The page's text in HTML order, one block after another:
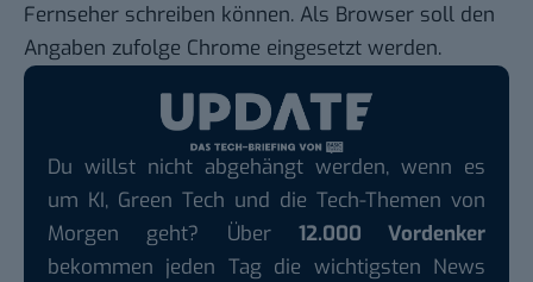
Fernseher schreiben können. Als Browser soll den
Angaben zufolge Chrome eingesetzt werden.
Du willst nicht abgehängt werden, wenn es
um KI, Green Tech und die Tech-Themen von
Morgen geht? Über 12.000 Vordenker
bekommen jeden Tag die wichtigsten News